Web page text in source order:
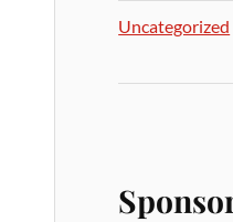
Uncategorized